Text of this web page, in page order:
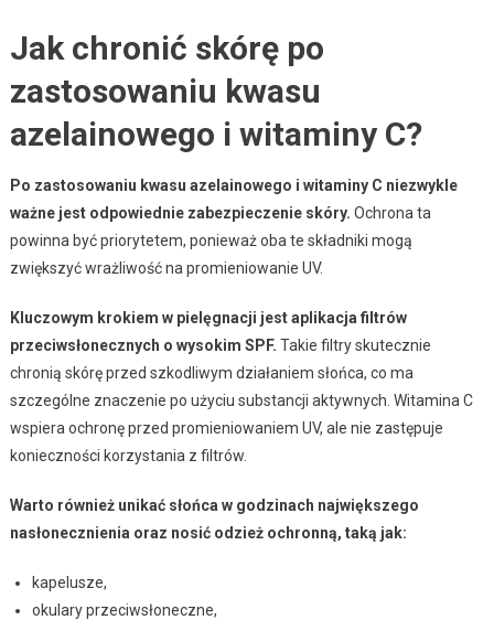
Jak chronić skórę po
zastosowaniu kwasu
azelainowego i witaminy C?
Po zastosowaniu kwasu azelainowego i witaminy C niezwykle
ważne jest odpowiednie zabezpieczenie skóry. Ochrona ta
powinna być priorytetem, ponieważ oba te składniki mogą
zwiększyć wrażliwość na promieniowanie UV.
Kluczowym krokiem w pielęgnacji jest aplikacja filtrów
przeciwsłonecznych o wysokim SPF. Takie filtry skutecznie
chronią skórę przed szkodliwym działaniem słońca, co ma
szczególne znaczenie po użyciu substancji aktywnych. Witamina C
wspiera ochronę przed promieniowaniem UV, ale nie zastępuje
konieczności korzystania z filtrów.
Warto również unikać słońca w godzinach największego
nasłonecznienia oraz nosić odzież ochronną, taką jak:
kapelusze,
okulary przeciwsłoneczne,